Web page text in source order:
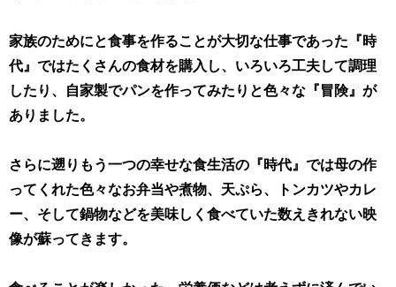
家族のためにと食事を作ることが大切な仕事であった『時
代』ではたくさんの食材を購入し、いろいろ工夫して調理
したり、自家製でパンを作ってみたりと色々な『冒険』が
ありました。
さらに遡りもう一つの幸せな食生活の『時代』では母の作
ってくれた色々なお弁当や煮物、天ぷら、トンカツやカレ
ー、そして鍋物などを美味しく食べていた数えきれない映
像が蘇ってきます。